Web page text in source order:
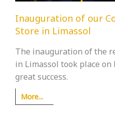
Inauguration of our
Store in Limassol
The inauguration of the
in Limassol took place on
great success.
More...